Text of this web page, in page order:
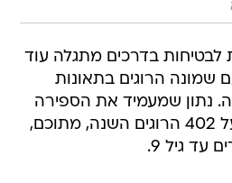
בדרכים מתגלה עוד
שמונה הרוגים בתאונות
נתון שמעמיד את הספירה
הכללית נכון לרגע זה על 402 הרוגים השנה, מתוכם,